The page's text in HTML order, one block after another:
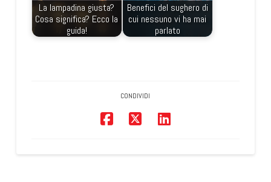
La lampadina giusta?
Cosa significa? Ecco la
guida!
Benefici del sughero di
cui nessuno vi ha mai
parlato
CONDIVIDI